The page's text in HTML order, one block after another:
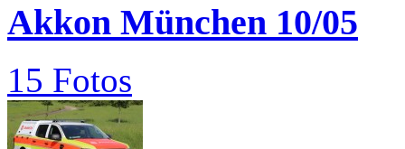
Akkon München 10/05
15 Fotos